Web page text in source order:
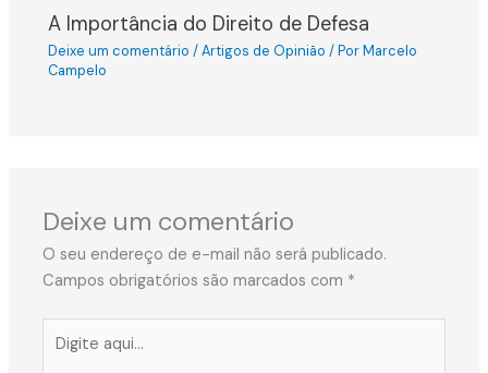
A Importância do Direito de Defesa
Deixe um comentário /Artigos de Opinião / PorMarcelo
Campelo
Deixe um comentário
O seu endereço de e-mail não será publicado.
Campos obrigatórios são marcados com *
aqui...